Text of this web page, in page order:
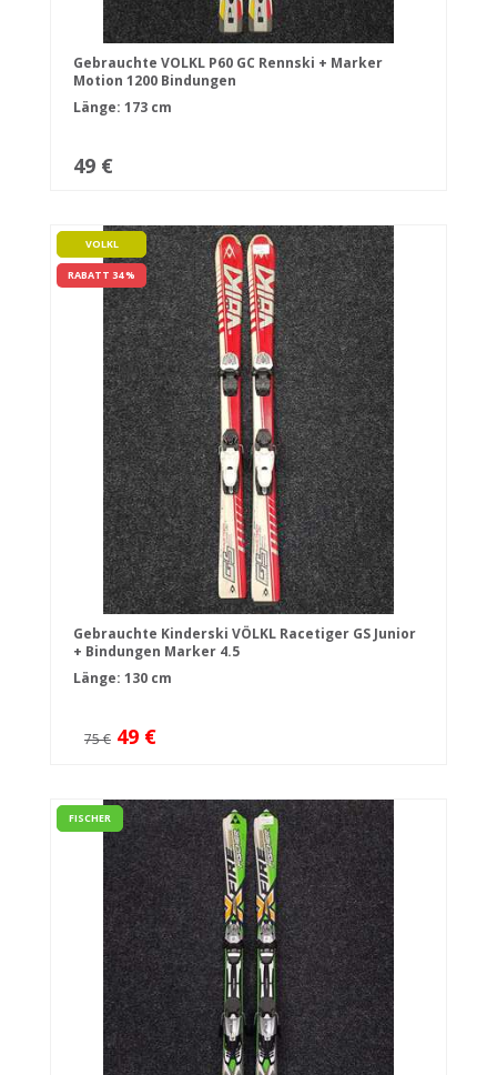
Gebrauchte VOLKL P60 GC Rennski + Marker
Motion 1200 Bindungen
Länge: 173 cm
49 €
VOLKL
RABATT 34 %
Gebrauchte Kinderski VÖLKL Racetiger GS Junior
+ Bindungen Marker 4.5
Länge: 130 cm
75 € 49 €
FISCHER